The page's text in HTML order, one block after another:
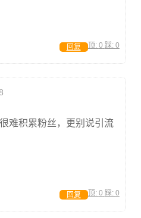
顶: 0 踩: 0
回复
难积累粉丝，更别说引流
顶: 0 踩: 0
回复